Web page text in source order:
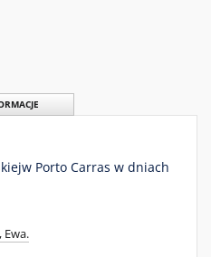
Porto Carras w dniach
Ewa.